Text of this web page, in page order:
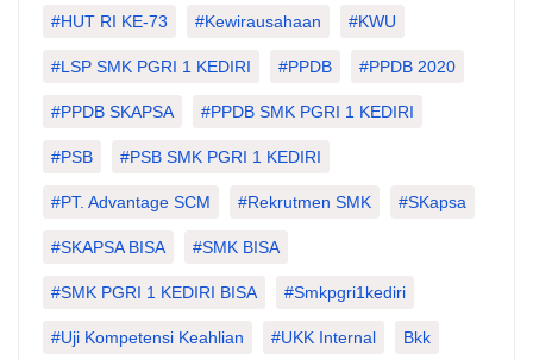
#HUT RI KE-73 #kewirausahaan #KWU
#LSP SMK PGRI 1 KEDIRI #PPDB #PPDB 2020
#PPDB SKAPSA #PPDB SMK PGRI 1 KEDIRI
#PSB #PSB SMK PGRI 1 KEDIRI
#PT. Advantage SCM #Rekrutmen SMK #SKapsa
#SKAPSA BISA #SMK BISA
#SMK PGRI 1 KEDIRI BISA #smkpgri1kediri
#Uji Kompetensi Keahlian #UKK Internal Bkk